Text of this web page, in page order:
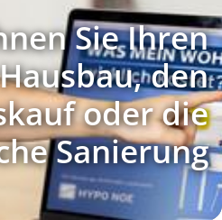
Sie Ihren
Hausbau, den
oder die
Sanierung